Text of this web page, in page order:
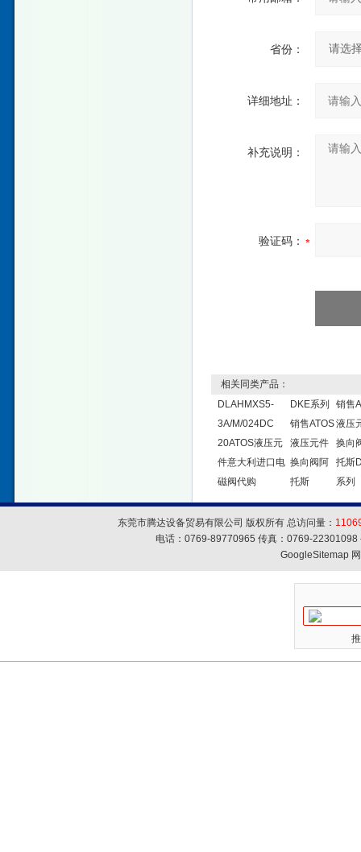
省份：
详细地址：
补充说明：
验证码：
相关同类产品：
DLAHMXS5-
3A/M/024DC
20ATOS液压元
件意大利进口电
磁阀代购
DKE系列
销售ATOS
液压元件
换向阀阿
托斯
销售
液压
换向
托斯
系列
东莞市腾达设备贸易有限公司 版权所有 总访问量：
电话：0769-89770965 传真：0769-
GoogleSitemap网